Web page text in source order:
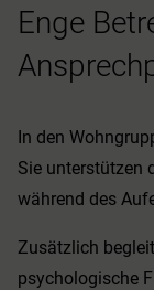
Enge
In den
Sie unterstützen
während des
Zusätzlich
psychologische